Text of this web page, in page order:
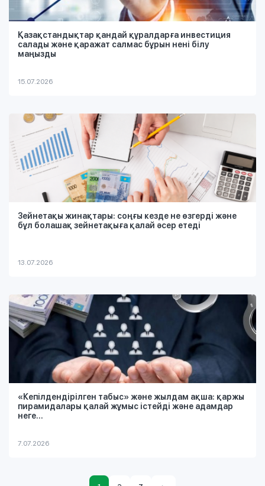
Қазақстандықтар қандай құралдарға инвестиция
салады және қаражат салмас бұрын нені білу
маңызды
15.07.2026
Зейнетақы жинақтары: соңғы кезде не өзгерді және
бұл болашақ зейнетақыға қалай әсер етеді
13.07.2026
«Кепілдендірілген табыс» және жылдам ақша: қаржы
пирамидалары қалай жұмыс істейді және адамдар
неге...
7.07.2026